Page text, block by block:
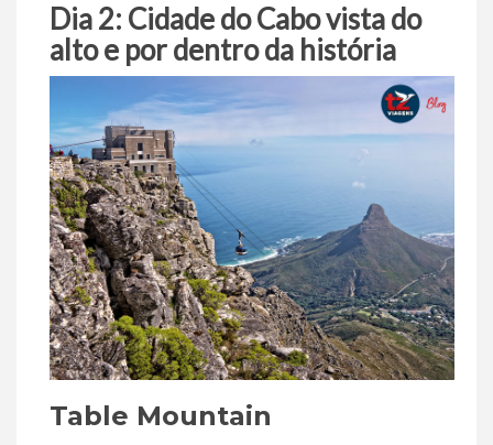
Dia 2: Cidade do Cabo vista do
alto e por dentro da história
Table Mountain